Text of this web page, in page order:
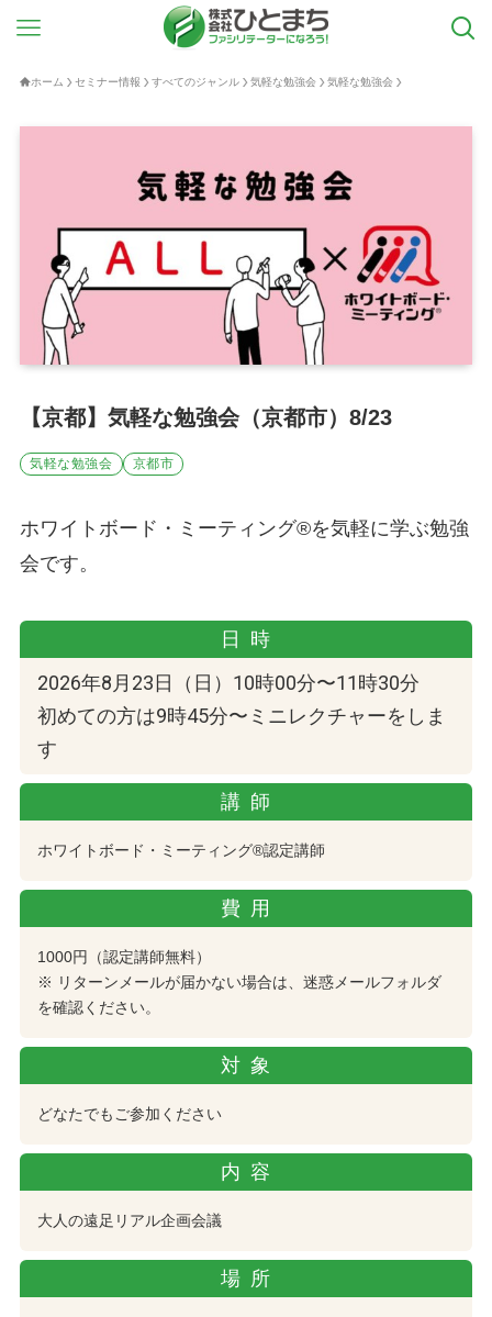
ホーム セミナー情報 すべてのジャンル 気軽な勉強会 気軽な勉強会
【京都】気軽な勉強会（京都市）8/23
気軽な勉強会 京都市
ホワイトボード・ミーティング®を気軽に学ぶ勉強
会です。
日時
2026年8月23日（日）10時00分〜11時30分
初めての方は9時45分〜ミニレクチャーをしま
す
講師
ホワイトボード・ミーティング®認定講師
費用
1000円（認定講師無料）
※ リターンメールが届かない場合は、迷惑メールフォルダ
を確認ください。
対象
どなたでもご参加ください
内容
大人の遠足リアル企画会議
場所